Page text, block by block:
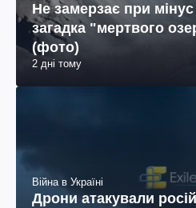
Не замерзає при
загадка "мертвого
(фото)
2 дні тому
Війна в Україні
Дрони атакували